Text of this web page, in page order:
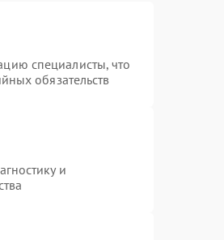
специалисты, что
обязательств
и